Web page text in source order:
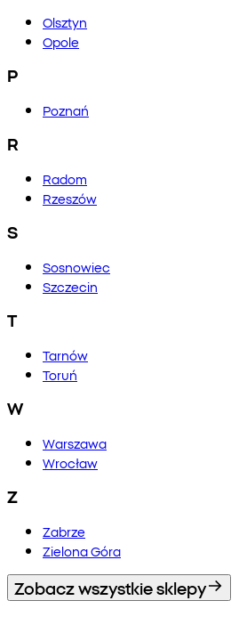
Olsztyn
Opole
P
Poznań
R
Radom
Rzeszów
S
Sosnowiec
Szczecin
T
Tarnów
Toruń
W
Warszawa
Wrocław
Z
Zabrze
Zielona Góra
Zobacz wszystkie sklepy